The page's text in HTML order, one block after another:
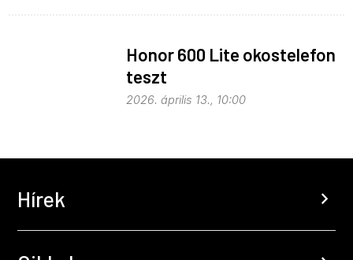
Honor 600 Lite okostelefon
teszt
2026. április 13., 10:00
Hírek chevron_right